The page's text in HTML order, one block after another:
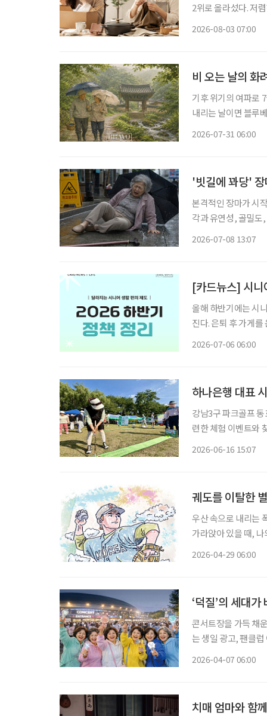
2위로 올라섰다. 저
2026-08-03 07:00
비 오는 날의 화
기후 위기의 여파로
내리는 날이면 블루베리 주
2026-07-31 06:00
'빗길에 꽈당'
본격적인 장마가 시
각과 유연성, 골밀도
2026-07-08 13:07
[카드뉴스] 시니
올해 하반기에는 시
진다. 은퇴 후 가게
2026-07-06 06:00
강남3구 파크골프
련한 체험 이벤트와 찾아
2026-06-16 15:07
궤도를 이탈한
우산 속으로 내리는 폭포, 침묵하는 신
가라앉아 있을 때,
2026-04-29 06:00
‘덕질’의 세대가
콘서트장을 가득 채
는 생일 광고, 팬클
2026-04-07 06:00
치매 엄마와 함